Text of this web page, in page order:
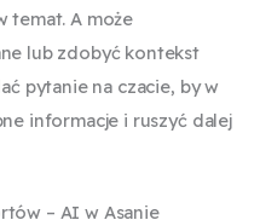
temat. A może
lub zdobyć kontekst
pytanie na czacie, by w
informacje i ruszyć dalej
– AI w Asanie